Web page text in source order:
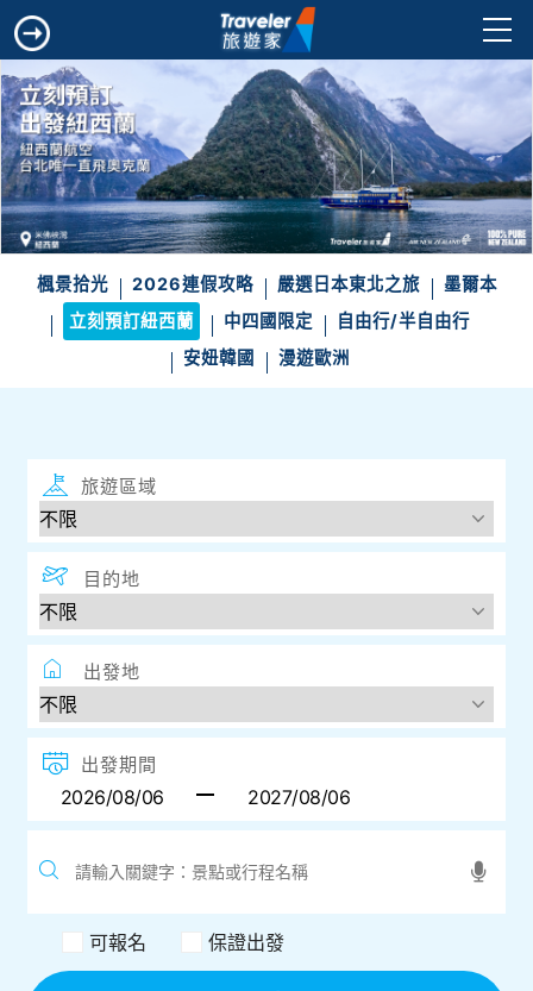
楓景拾光 2026連假攻略 嚴選日本東北之旅
墨爾本
立刻預訂紐西蘭
中四國限定
自由行/半自由行
安妞韓國
漫遊歐洲
旅遊區域
目的地
出發地
出發期間
可報名 保證出發